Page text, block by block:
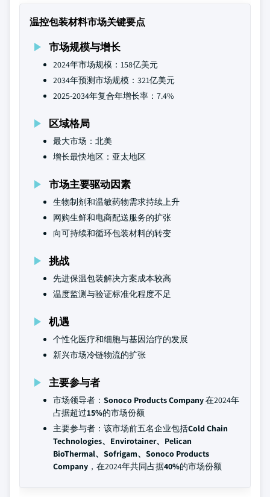
温控包装材料市场关键要点
市场规模与增长
2024年市场规模：158亿美元
2034年预测市场规模：321亿美元
2025-2034年复合年增长率：7.4%
区域格局
最大市场：北美
增长最快地区：亚太地区
市场主要驱动因素
生物制剂和温敏药物需求持续上升
网购生鲜和电商配送服务的扩张
向可持续和循环包装材料的转变
挑战
先进保温包装解决方案成本较高
温度监测与验证标准化程度不足
机遇
个性化医疗和细胞与基因治疗的发展
新兴市场冷链物流的扩张
主要参与者
市场领导者： Sonoco Products Company在2024年
占据超过15%的市场份额
主要参与者：该市场前五名企业包括Cold Chain
Technologies、Envirotainer、Pelican
BioThermal、Sofrigam、Sonoco Products
Company ，在2024年共同占据40%的市场份额